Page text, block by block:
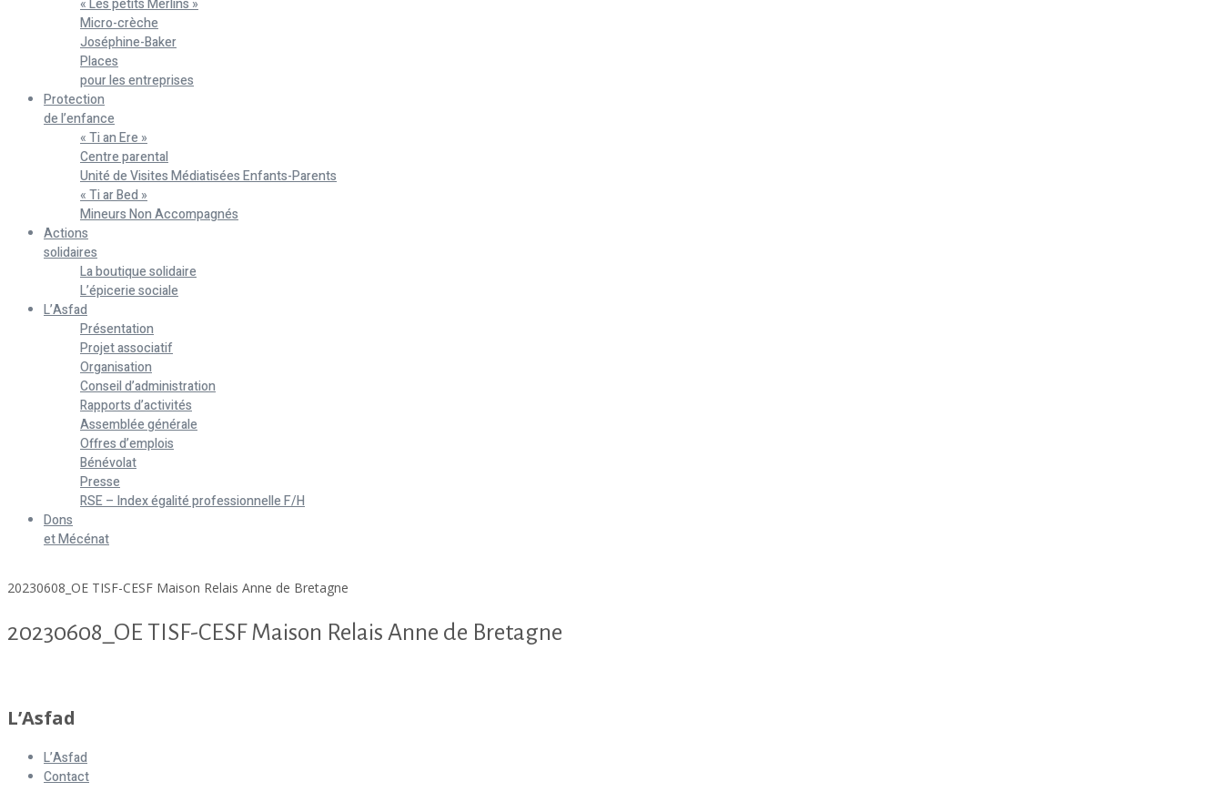
« Les petits Merlins »
Micro-crèche
Joséphine-Baker
Places
pour les entreprises
Protection
de l’enfance
« Ti an Ere »
Centre parental
Unité de Visites Médiatisées Enfants-Parents
« Ti ar Bed »
Mineurs Non Accompagnés
Actions
solidaires
La boutique solidaire
L’épicerie sociale
L’Asfad
Présentation
Projet associatif
Organisation
Conseil d’administration
Rapports d’activités
Assemblée générale
Offres d’emplois
Bénévolat
Presse
RSE – Index égalité professionnelle F/H
Dons
et Mécénat
20230608_OE TISF-CESF Maison Relais Anne de Bretagne
20230608_OE TISF-CESF Maison Relais Anne de Bretagne
L’Asfad
L’Asfad
Contact